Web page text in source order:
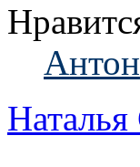
Антон
Наталья